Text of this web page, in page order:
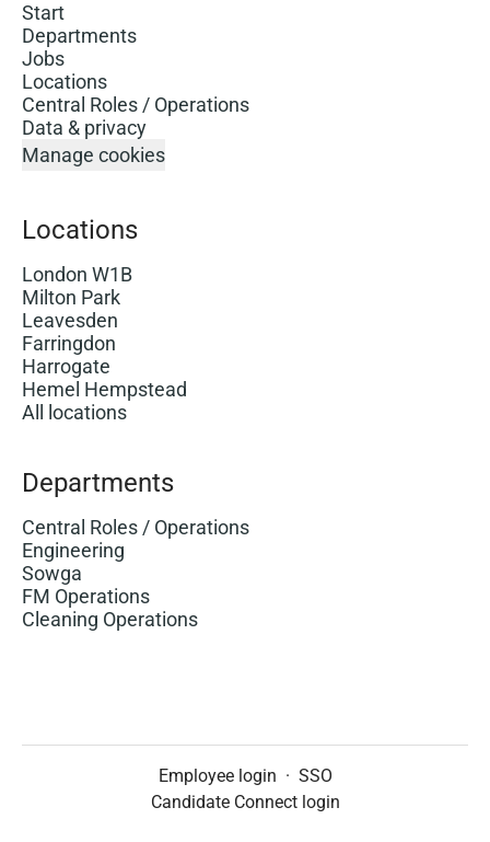
Start
Departments
Jobs
Locations
Central Roles / Operations
Data & privacy
Manage cookies
Locations
London W1B
Milton Park
Leavesden
Farringdon
Harrogate
Hemel Hempstead
All locations
Departments
Central Roles / Operations
Engineering
Sowga
FM Operations
Cleaning Operations
Employee login · SSO
Candidate Connect login